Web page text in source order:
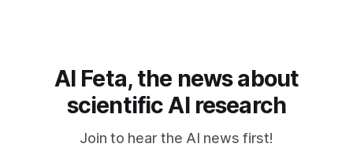
AI Feta, the news about
scientific AI research
Join to hear the AI news first!